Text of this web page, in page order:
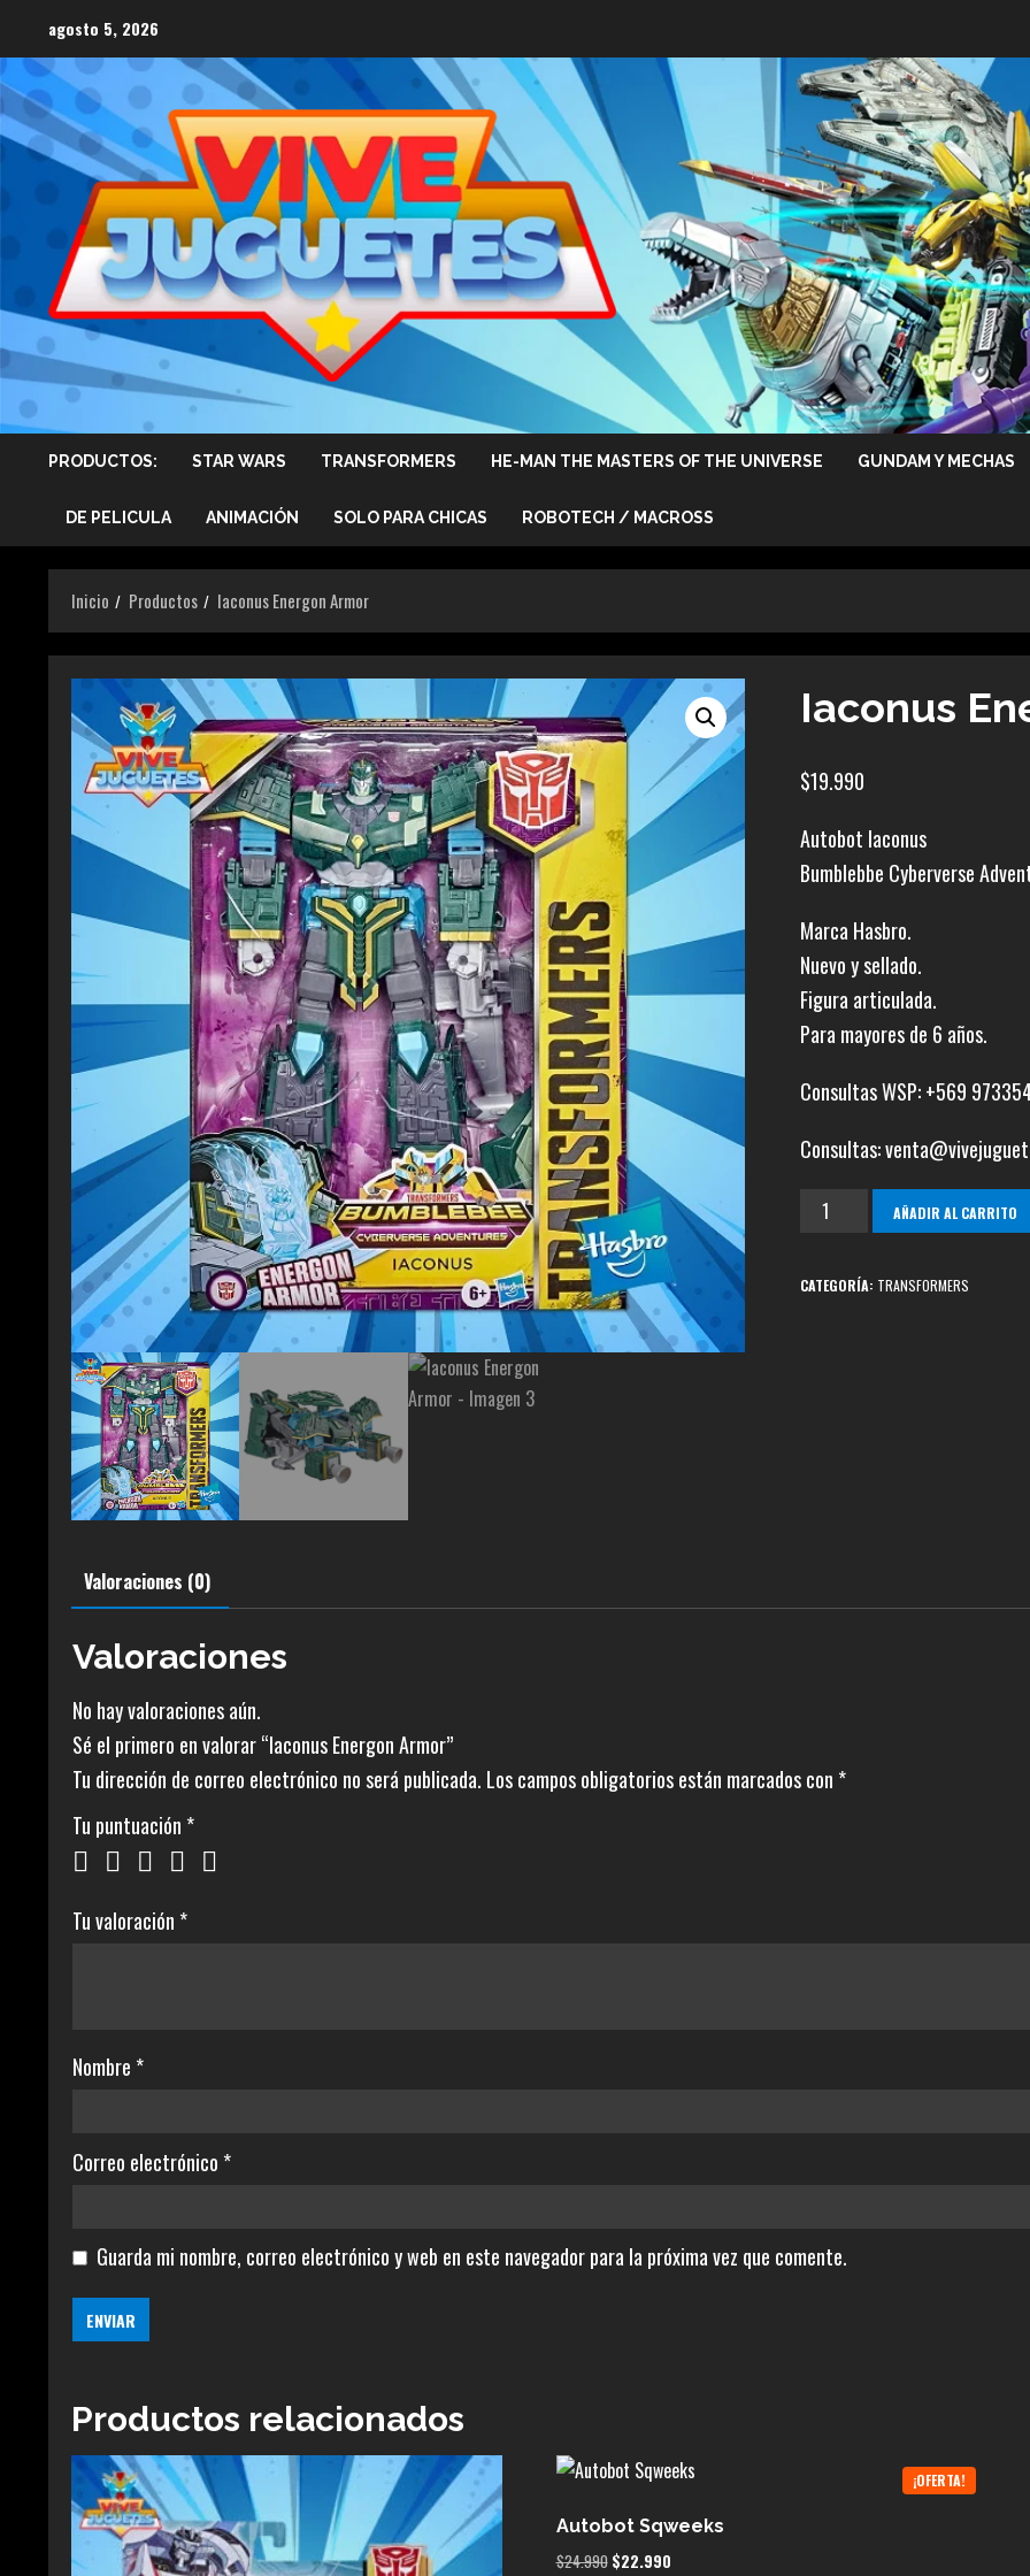
contenido
agosto 5, 2026
PRODUCTOS: STAR WARS TRANSFORMERS HE-MAN THE MASTERS OF THE UNIVERSE GUNDAM Y MECHAS
DE PELICULA ANIMACIÓN SOLO PARA CHICAS ROBOTECH / MACROSS
Inicio Productos Iaconus Energon Armor
Iaconus
$19.990
Autobot Iaconus
Bumblebbe Cyberverse
Marca Hasbro.
Nuevo y sellado.
Figura articulada.
Para mayores de 6 años.
Consultas WSP: +569
Consultas:
Iaconus
Armor
AÑADIR AL CARRITO
CATEGORÍA: TRANSFORMERS
Valoraciones (0)
Valoraciones
No hay valoraciones aún.
Sé el primero en valorar “Iaconus Energon Armor”
Tu dirección de correo electrónico no será publicada. Los campos obligatorios están marcados con *
Tu puntuación *
Tu valoración *
Nombre *
Correo electrónico *
Guarda mi nombre, correo electrónico y web en este navegador para la próxima vez que comente.
Productos relacionados
¡OFERTA!
Autobot Sqweeks
$24.990 El
$22.990El